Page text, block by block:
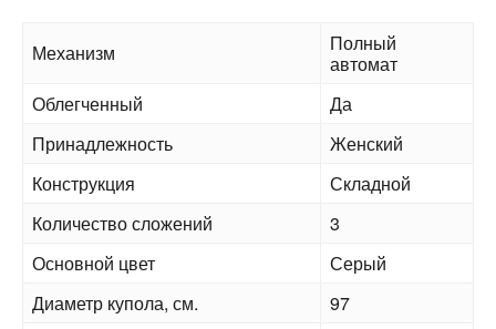
Механизм
Полный
автомат
Облегченный
Да
Принадлежность
Женский
Конструкция
Складной
Количество сложений
3
Основной цвет
Серый
Диаметр купола, см.
97